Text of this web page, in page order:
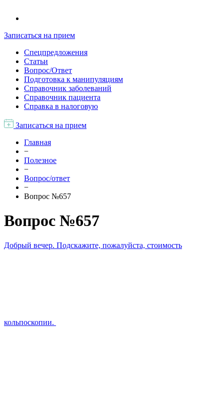
Записаться на прием
Спецпредложения
Статьи
Вопрос/Ответ
Подготовка к манипуляциям
Справочник заболеваний
Справочник пациента
Справка в налоговую
Записаться на прием
Главная
−
Полезное
−
Вопрос/ответ
−
Вопрос №657
Вопрос №657
Добрый вечер. Подскажите, пожалуйста, стоимость
кольпоскопии.